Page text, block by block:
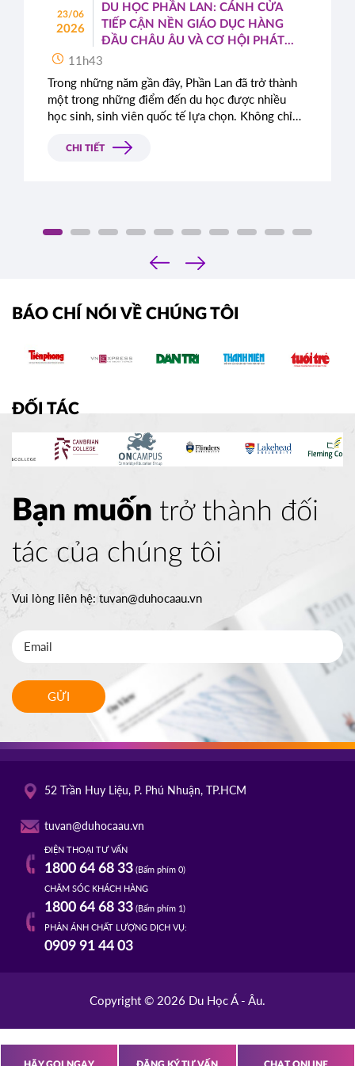
23/06
2026
DU HỌC PHẦN LAN: CÁNH CỬA
TIẾP CẬN NỀN GIÁO DỤC HÀNG
ĐẦU CHÂU ÂU VÀ CƠ HỘI PHÁT
TRIỂN TOÀN CẦU
11h43
Trong những năm gần đây, Phần Lan đã trở thành
một trong những điểm đến du học được nhiều
học sinh, sinh viên quốc tế lựa chọn. Không chỉ
quốc gia Bắc Âu này còn được đánh giá cao nhờ
CHI TIẾT
‹
›
BÁO CHÍ NÓI VỀ CHÚNG TÔI
ĐỐI TÁC
Bạn muốn trở thành đối
tác của chúng tôi
Vui lòng liên hệ:tuvan@duhocaau.vn
GỬI
52 Trần Huy Liệu, P. Phú Nhuận, TP.HCM
tuvan@duhocaau.vn
ĐIỆN THOẠI TƯ VẤN
1800 64 68 33(Bấm phím 0)
CHĂM SÓC KHÁCH HÀNG
1800 64 68 33(Bấm phím 1)
PHẢN ÁNH CHẤT LƯỢNG DỊCH VỤ:
0909 91 44 03
Copyright © 2026 Du Học Á - Âu.